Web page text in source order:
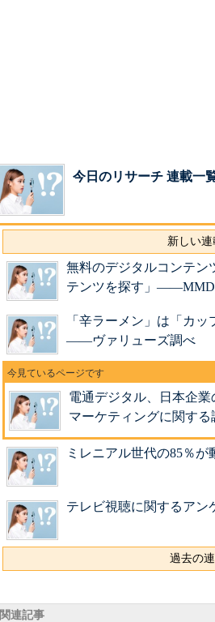
今日のリサーチ 連載一
新しい
無料のデジタルコンテン
テンツを探す」――MMD
「辛ラーメン」は「カ
――ヴァリューズ調べ
電通デジタル、日本企
マーケティングに関する
ミレニアル世代の85％
テレビ視聴に関するア
過去の
関連記事